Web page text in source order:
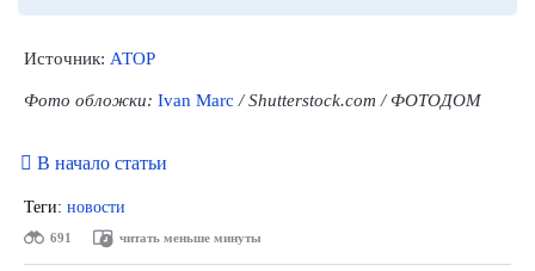
Источник: АТОР
Фото обложки: Ivan Marc / Shutterstock.com / ФОТОДОМ
Теги: новости
В начало статьи
691 читать меньше минуты